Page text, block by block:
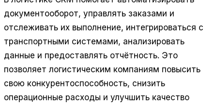
документооборот, управлять заказами и
отслеживать их выполнение, интегрироваться с
транспортными системами, анализировать
данные и предоставлять отчётность. Это
позволяет логистическим компаниям повысить
свою конкурентоспособность, снизить
операционные расходы и улучшить качество